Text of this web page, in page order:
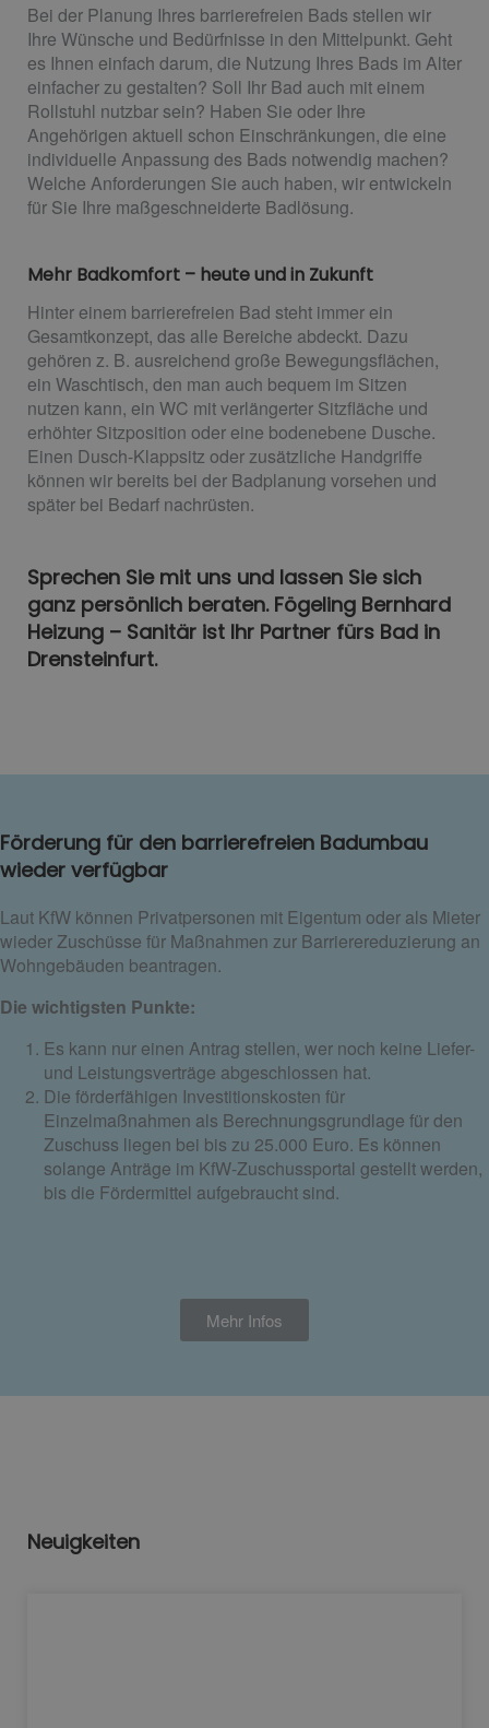
Bei der Planung Ihres barrierefreien Bads stellen wir
Ihre Wünsche und Bedürfnisse in den Mittelpunkt. Geht
es Ihnen einfach darum, die Nutzung Ihres Bads im Alter
einfacher zu gestalten? Soll Ihr Bad auch mit einem
Rollstuhl nutzbar sein? Haben Sie oder Ihre
Angehörigen aktuell schon Einschränkungen, die eine
individuelle Anpassung des Bads notwendig machen?
Welche Anforderungen Sie auch haben, wir entwickeln
für Sie Ihre maßgeschneiderte Badlösung.
Mehr Badkomfort – heute und in Zukunft
Hinter einem barrierefreien Bad steht immer ein
Gesamtkonzept, das alle Bereiche abdeckt. Dazu
gehören z. B. ausreichend große Bewegungsflächen,
ein Waschtisch, den man auch bequem im Sitzen
nutzen kann, ein WC mit verlängerter Sitzfläche und
erhöhter Sitzposition oder eine bodenebene Dusche.
Einen Dusch-Klappsitz oder zusätzliche Handgriffe
können wir bereits bei der Badplanung vorsehen und
später bei Bedarf nachrüsten.
Sprechen Sie mit uns und lassen Sie sich
ganz persönlich beraten. Fögeling Bernhard
Heizung – Sanitär ist Ihr Partner fürs Bad in
Drensteinfurt.
Förderung für den barrierefreien Badumbau
wieder verfügbar
Laut KfW können Privatpersonen mit Eigentum oder als Mieter
wieder Zuschüsse für Maßnahmen zur Barrierereduzierung an
Wohngebäuden beantragen.
Die wichtigsten Punkte:
Es kann nur einen Antrag stellen, wer noch keine Liefer-
und Leistungsverträge abgeschlossen hat.
Die förderfähigen Investitionskosten für
Einzelmaßnahmen als Berechnungsgrundlage für den
Zuschuss liegen bei bis zu 25.000 Euro. Es können
solange Anträge im KfW-Zuschussportal gestellt werden,
bis die Fördermittel aufgebraucht sind.
Mehr Infos
Neuigkeiten